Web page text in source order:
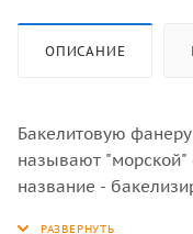
ОПИСАНИЕ
Бакелитовую
называют "морской"
название -